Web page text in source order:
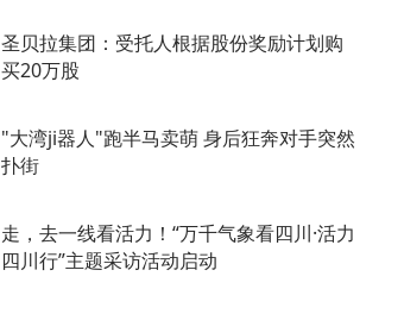
圣贝拉集团：受托人根据股份奖励计划购
买20万股
"大湾ji器人"跑半马卖萌 身后狂奔对手突然
扑街
走，去一线看活力！“万千气象看四川·活力
四川行”主题采访活动启动